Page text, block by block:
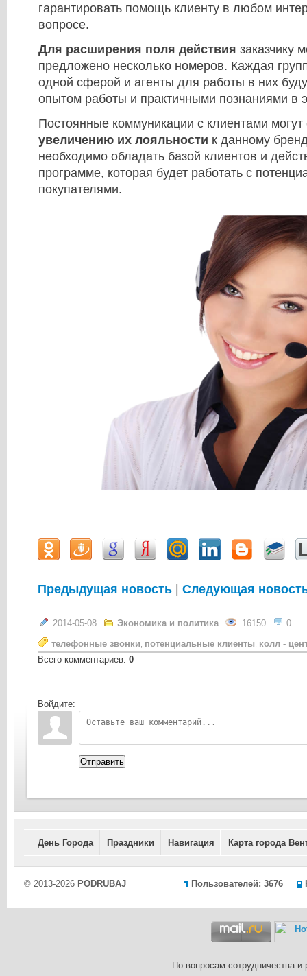
гарантировать помощь клиенту в любом
вопросе.
Для расширения поля действия заказчику
предложено несколько номеров. Каждая
одной сферой и агенты для работы в них
опытом работы и практичными познаниями в
Постоянные коммуникации с клиентами могут
увеличению их лояльности к данному
необходимо обладать базой клиентов и
программе, которая будет работать с
покупателями.
Предыдущая новость | Следующая
2014-05-08 Экономика и политика 16150
0
телефонные звонки потенциальные клиенты колл -
Всего комментариев: 0
Войдите:
Отправить
День Города Праздники Навигация Карта города
Пользователей: 3676
© 2013-2026 PODRUBAJ
По вопросам сотрудничества